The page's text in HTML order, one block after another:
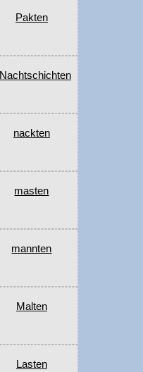
Pakten
Nachtschichten
nackten
masten
mannten
Malten
Lasten